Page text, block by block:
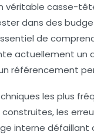
véritable casse-
dans des
de
actuellement un
référencement
les plus
construites, les
interne défaillant